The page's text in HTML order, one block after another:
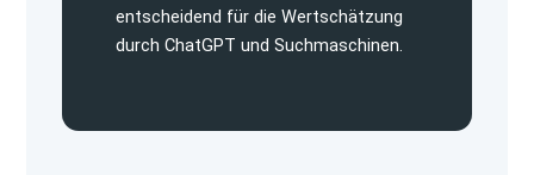
entscheidend für die Wertschätzung
durch ChatGPT und Suchmaschinen.